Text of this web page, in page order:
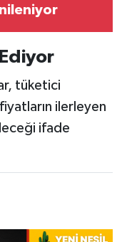
tüketici
ilerleyen
ifade